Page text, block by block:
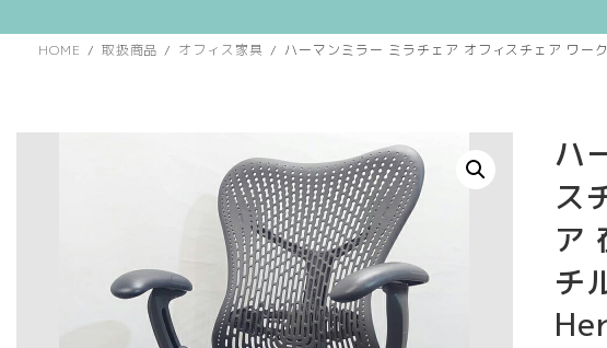
HOME 取扱商品 オフィス家具 ハーマンミラー ミラチェア オフィスチェア ワ
ハ
ス
ア
チ